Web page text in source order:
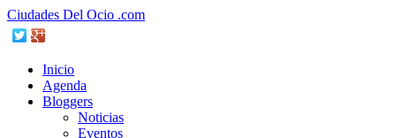
Ciudades Del Ocio .com
Inicio
Agenda
Bloggers
Noticias
Eventos